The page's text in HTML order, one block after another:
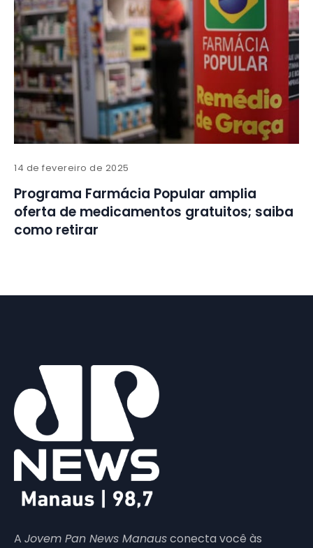
14 de fevereiro de 2025
Programa Farmácia Popular amplia
oferta de medicamentos gratuitos; saiba
como retirar
A Jovem Pan News Manausconecta você às